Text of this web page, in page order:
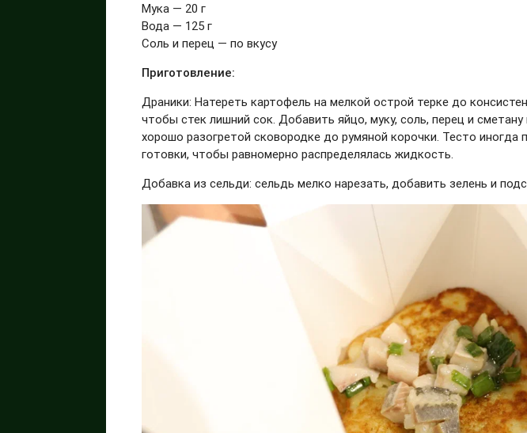
Мука — 20 г
Вода — 125 г
Соль и перец — по вкусу
Приготовление:
Драники: Натереть картофель на мелкой острой терке до
чтобы стек лишний сок. Добавить яйцо, муку, соль, перец и
хорошо разогретой сковородке до румяной корочки. Тесто иногда
готовки, чтобы равномерно распределялась жидкость.
Добавка из сельди: сельдь мелко нарезать, добавить зелень и